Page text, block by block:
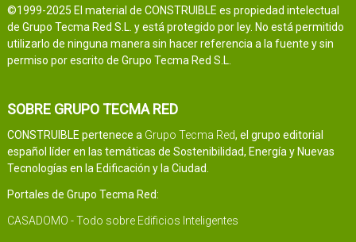
©1999-2025 El material de CONSTRUIBLE es propiedad intelectual
de Grupo Tecma Red S.L. y está protegido por ley. No está permitido
utilizarlo de ninguna manera sin hacer referencia a la fuente y sin
permiso por escrito de Grupo Tecma Red S.L.
SOBRE GRUPO TECMA RED
CONSTRUIBLE pertenece a Grupo Tecma Red, el grupo editorial
español líder en las temáticas de Sostenibilidad, Energía y Nuevas
Tecnologías en la Edificación y la Ciudad.
Portales de Grupo Tecma Red:
CASADOMO - Todo sobre Edificios Inteligentes